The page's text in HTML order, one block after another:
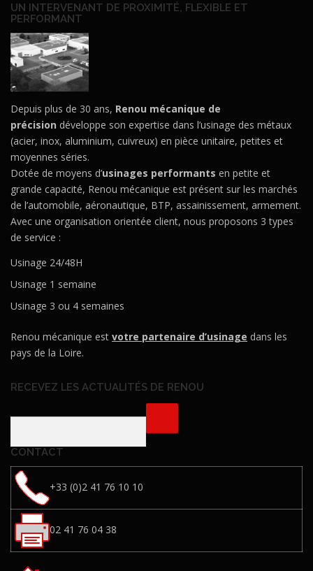
UN INTERVENANT DE PROXIMITÉ, FLEXIBLE ET
PERFORMANT
Depuis plus de 30 ans, Renou mécanique de
précision développe son expertise dans l’usinage des métaux
(acier, inox, aluminium, cuivreux) en pièce unitaire, petites et
moyennes séries.
Dotée de moyens d’usinages performants en petite et
grande capacité, Renou mécanique est présent sur les marchés
de l’automobile, aéronautique, BTP, assainissement, armement.
Avec une organisation orientée client, nous proposons 3 types
de service :
Usinage 24/48H
Usinage 1 semaine
Usinage 3 ou 4 semaines
Renou mécanique est votre partenaire d’usinage dans les
pays de la Loire.
RECEVEZ LES ACTUALITÉS DE RENOU
CONTACT
+33 (0)2 41 76 10 10
02 41 76 04 38